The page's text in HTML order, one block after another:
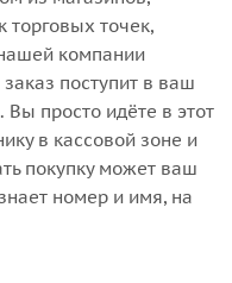
точек,
компании
поступит в ваш
просто идёте в этот
в кассовой зоне и
покупку может ваш
номер и имя, на